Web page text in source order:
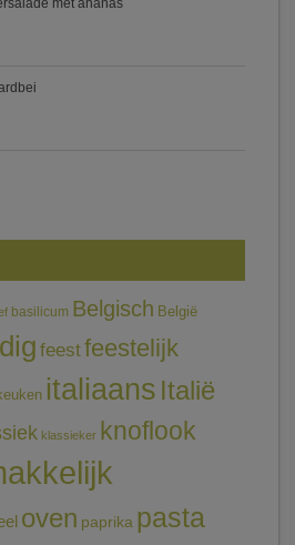
met ananas
basilicum Belgisch België
feestfeestelijk
italiaans Italië
klassieker knoflook
oven paprika pasta